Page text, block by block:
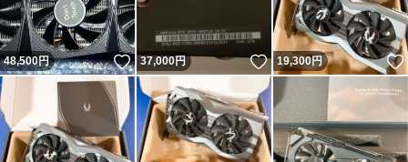
48,500円 いいね！
37,000円 いいね！
19,300円